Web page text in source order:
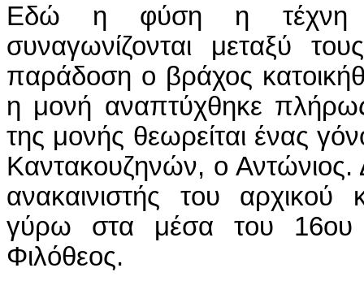
Εδώ η φύση η τέχνη
συναγωνίζονται μεταξύ
παράδοση ο βράχος
η μονή αναπτύχθηκε
της μονής θεωρείται ένας
Καντακουζηνών, ο Αντώνιος.
ανακαινιστής του αρχικού
γύρω στα μέσα του 16ου
Φιλόθεος.